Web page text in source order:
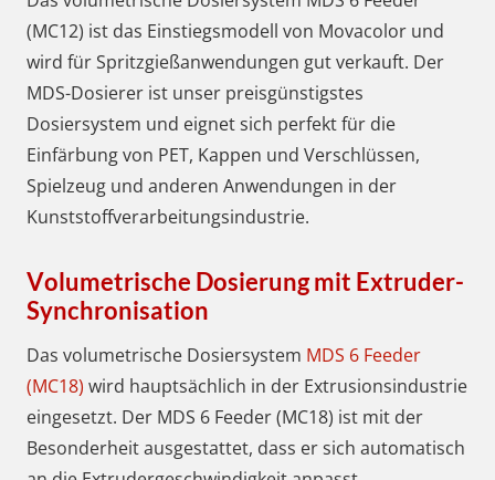
(MC12) ist das Einstiegsmodell von Movacolor und
wird für Spritzgießanwendungen gut verkauft. Der
MDS-Dosierer ist unser preisgünstigstes
Dosiersystem und eignet sich perfekt für die
Einfärbung von PET, Kappen und Verschlüssen,
Spielzeug und anderen Anwendungen in der
Kunststoffverarbeitungsindustrie.
Volumetrische Dosierung mit Extruder-
Synchronisation
Das volumetrische Dosiersystem MDS 6 Feeder
(MC18) wird hauptsächlich in der Extrusionsindustrie
eingesetzt. Der MDS 6 Feeder (MC18) ist mit der
Besonderheit ausgestattet, dass er sich automatisch